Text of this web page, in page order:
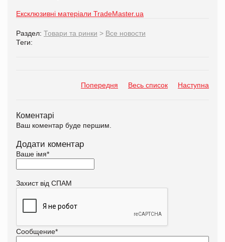
Ексклюзивні матеріали TradeMaster.ua
Раздел: Товари та ринки > Все новости
Теги:
Попередня Весь список Наступна
Коментарі
Ваш коментар буде першим.
Додати коментар
Ваше імя*
Захист від СПАМ
Сообщение*